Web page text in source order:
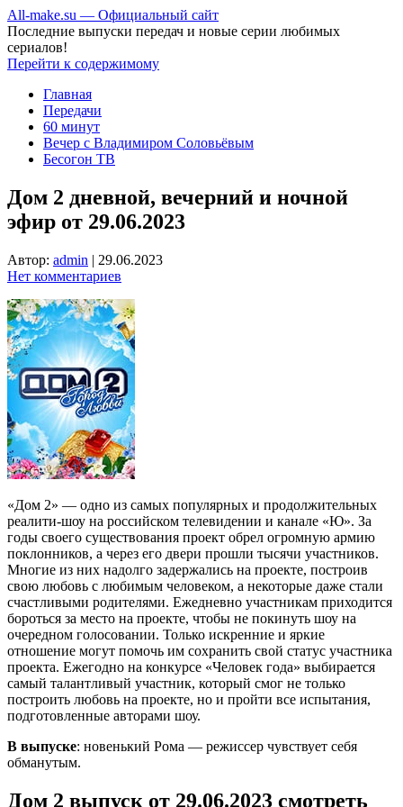
All-make.su — Официальный сайт
Последние выпуски передач и новые серии любимых
сериалов!
Перейти к содержимому
Главная
Передачи
60 минут
Вечер с Владимиром Соловьёвым
Бесогон ТВ
Дом 2 дневной, вечерний и ночной
эфир от 29.06.2023
Автор: admin | 29.06.2023
Нет комментариев
«Дом 2» — одно из самых популярных и продолжительных
реалити-шоу на российском телевидении и канале «Ю». За
годы своего существования проект обрел огромную армию
поклонников, а через его двери прошли тысячи участников.
Многие из них надолго задержались на проекте, построив
свою любовь с любимым человеком, а некоторые даже стали
счастливыми родителями. Ежедневно участникам приходится
бороться за место на проекте, чтобы не покинуть шоу на
очередном голосовании. Только искренние и яркие
отношение могут помочь им сохранить свой статус участника
проекта. Ежегодно на конкурсе «Человек года» выбирается
самый талантливый участник, который смог не только
построить любовь на проекте, но и пройти все испытания,
подготовленные авторами шоу.
В выпуске: новенький Рома — режиссер чувствует себя
обманутым.
Дом 2 выпуск от 29.06.2023 смотреть